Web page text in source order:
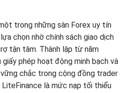
trong những sàn Forex uy tín
chọn nhờ chính sách giao dịch
tận tâm. Thành lập từ năm
phép hoạt động minh bạch và
chắc trong cộng đồng trader
LiteFinance là mức nạp tối thiểu